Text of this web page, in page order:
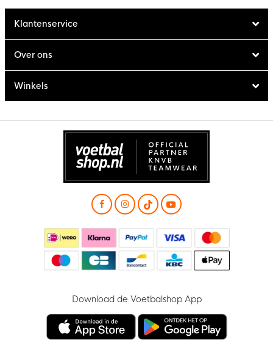
Klantenservice
Over ons
Winkels
Download de Voetbalshop App